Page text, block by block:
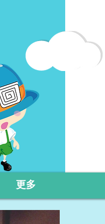
更多